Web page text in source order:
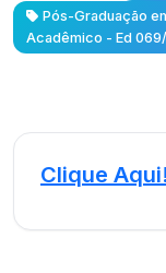
Pós-Graduação
Acadêmico - Ed
Clique Aqui!